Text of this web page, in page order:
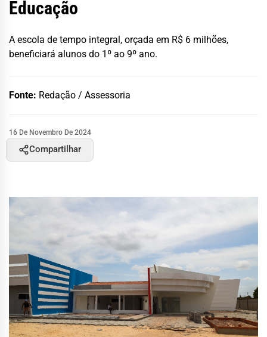
Educação
A escola de tempo integral, orçada em R$ 6 milhões,
beneficiará alunos do 1º ao 9º ano.
Fonte: Redação / Assessoria
16 De Novembro De 2024
Compartilhar